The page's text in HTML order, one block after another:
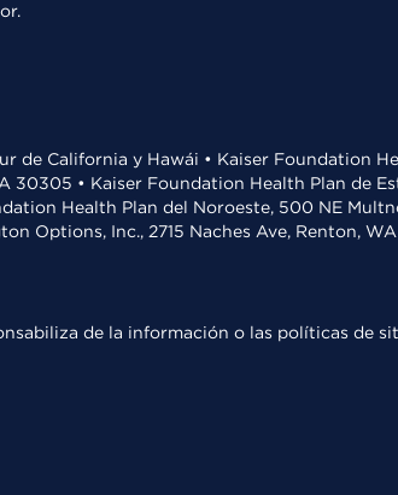
de California y Hawái • Kaiser Foundation
• Kaiser Foundation Health Plan de
Health Plan del Noroeste, 500 NE
Options, Inc., 2715 Naches Ave, Renton,
de la información o las políticas de